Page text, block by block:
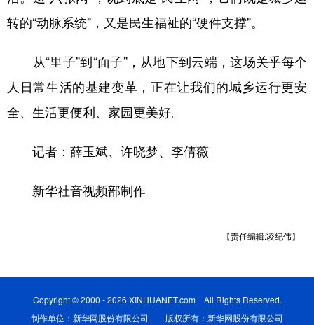
转的“动脉系统”，又是民生福祉的“硬件支撑”。
从“里子”到“面子”，从地下到云端，这场关乎每个
人日常生活的基建变革，正在让我们的城乡运行更安
全、生活更便利、家园更美好。
记者：薛玉斌、许晓梦、李倩薇
新华社音视频部制作
【责任编辑:凌纪伟】
Copyright © 2000 - 2026 XINHUANET.com All Rights Reserved.
制作单位：新华网股份有限公司 版权所有：新华网股份有限公司